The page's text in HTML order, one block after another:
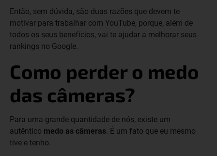
Então, sem dúvida, são duas razões que devem te
motivar para trabalhar com YouTube, porque, além de
todos os seus benefícios, vai te ajudar a melhorar seus
rankings no Google.
Como perder o medo
das câmeras?
Para uma grande quantidade de nós, existe um
autêntico medo as câmeras . É um fato que eu mesmo
tive e tenho.